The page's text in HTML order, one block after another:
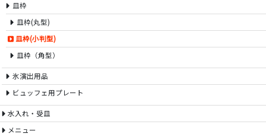
皿枠
皿枠(丸型)
皿枠(小判型)
皿枠（角型）
氷演出用品
ビュッフェ用プレート
水入れ・受皿
メニュー